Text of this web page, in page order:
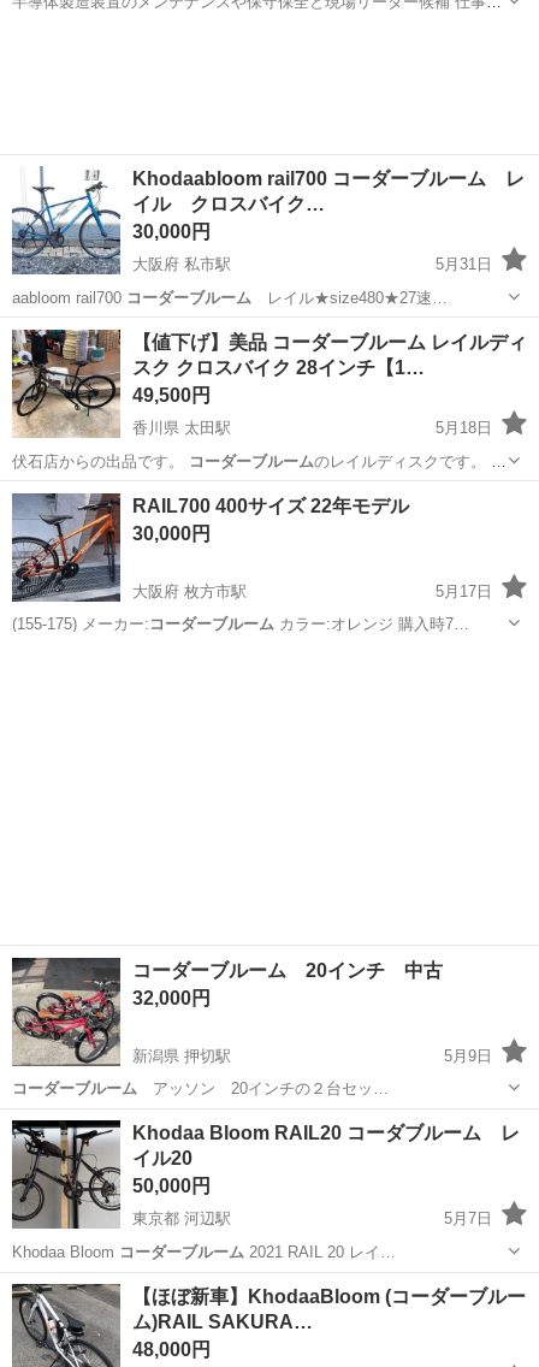
Khodaabloom rail700 コーダーブルーム レ
イル クロスバイク…
30,000円
大阪府 私市駅
5月31日
aabloom rail700 コーダーブルーム レイル★size480★27速…
大阪 交野市 私市駅 自転車 Khodaabloom
【値下げ】美品 コーダーブルーム レイルディ
スク クロスバイク 28インチ【1…
49,500円
香川県 太田駅
5月18日
伏石店からの出品です。
コーダーブルームのレイルディスクです。 フ
レー…
香川 高松市 クロスバイク コーダーブルーム
RAIL700 400サイズ 22年モデル
30,000円
大阪府 枚方市駅
5月17日
(155-175) メーカー: コーダーブルームカラー:オレンジ 購入時7…
コーダーブルーム 20インチ 中古
32,000円
新潟県 押切駅
5月9日
コーダーブルームアッソン 20インチの２台セッ…
新潟 長岡市 コーダーブルーム
Khodaa Bloom RAIL20 コーダブルーム レ
イル20
50,000円
東京都 河辺駅
5月7日
Khodaa Bloom コーダーブルーム 2021 RAIL 20 レイ…
東京 青梅市 河辺駅 自転車
【ほぼ新車】KhodaaBloom (コーダーブルー
ム)RAIL SAKURA…
48,000円